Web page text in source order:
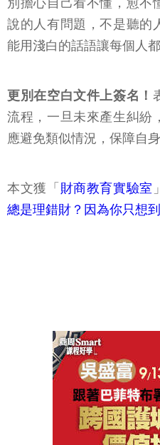
說的人有問題，不是聽的
能用淺白的話語讓每個人都
更別在空白文件上簽名！
流程，一旦未來產生糾紛
應避免類似情況，保障自身
本文獲「 財商教育實驗室
總是理錯財？因為你只想到